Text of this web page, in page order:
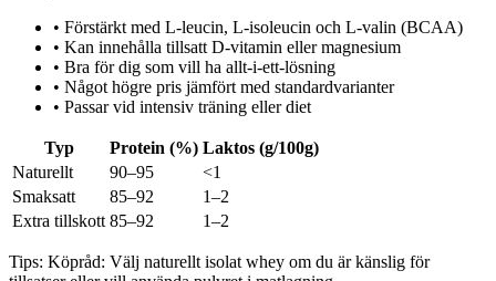
• Förstärkt med L-leucin, L-isoleucin och L-valin (BCAA)
• Kan innehålla tillsatt D-vitamin eller magnesium
• Bra för dig som vill ha allt-i-ett-lösning
• Något högre pris jämfört med standardvarianter
• Passar vid intensiv träning eller diet
Typ Protein (%) Laktos (g/100g)
Naturellt
90–95
<1
Smaksatt
85–92
1–2
Extra tillskott 85–92 1–2
Tips: Köpråd: Välj naturellt isolat whey om du är känslig för